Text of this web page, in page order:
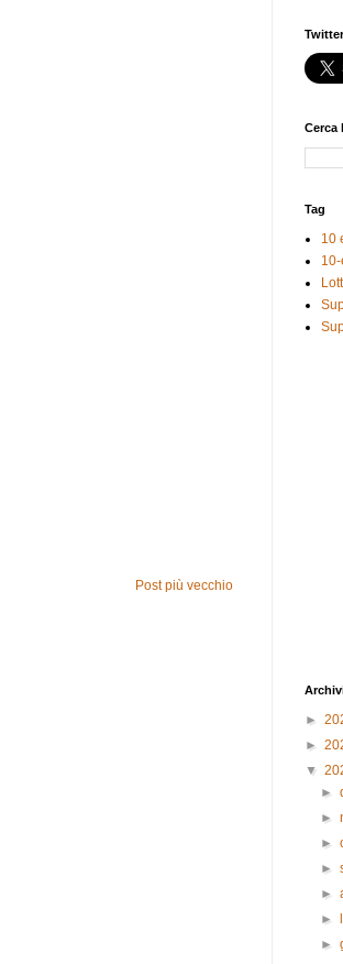
Post più vecchio
Twitter
Cerca
Tag
10
►
►
▼
►
►
►
►
►
►
►